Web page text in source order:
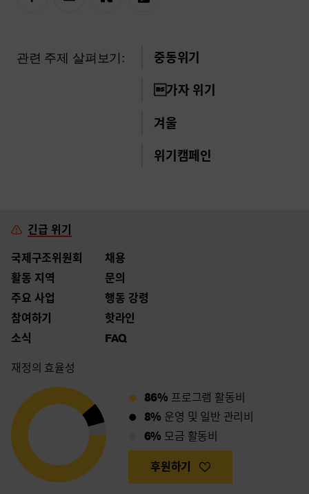
관련 주제 살펴보기: 중동위기
가자 위기
겨울
위기캠페인
긴급 위기
국제구조위원회
활동 지역
주요 사업
참여하기
소식
채용
문의
행동 강령
핫라인
FAQ
재정의 효율성
86% 프로그램 활동비
8% 운영 및 일반 관리비
6% 모금 활동비
후원하기